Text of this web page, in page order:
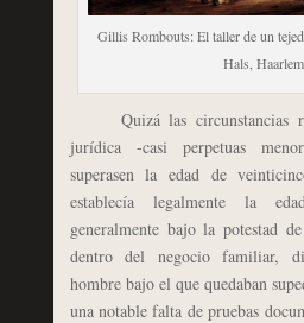
Gillis Rombouts: El taller de un
Hals,
Quizá las circunstancias
jurídica -casi perpetuas
superasen la edad de
establecía legalmente la
generalmente bajo la potestad
dentro del negocio familiar,
hombre bajo el que quedaban
una notable falta de pruebas